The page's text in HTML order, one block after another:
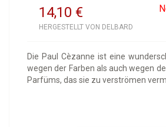
14,10 €
HERGESTELLT VON DELBARD
Die Paul Cèzanne ist eine
wegen der Farben als auch wegen
Parfüms, das sie zu verströmen